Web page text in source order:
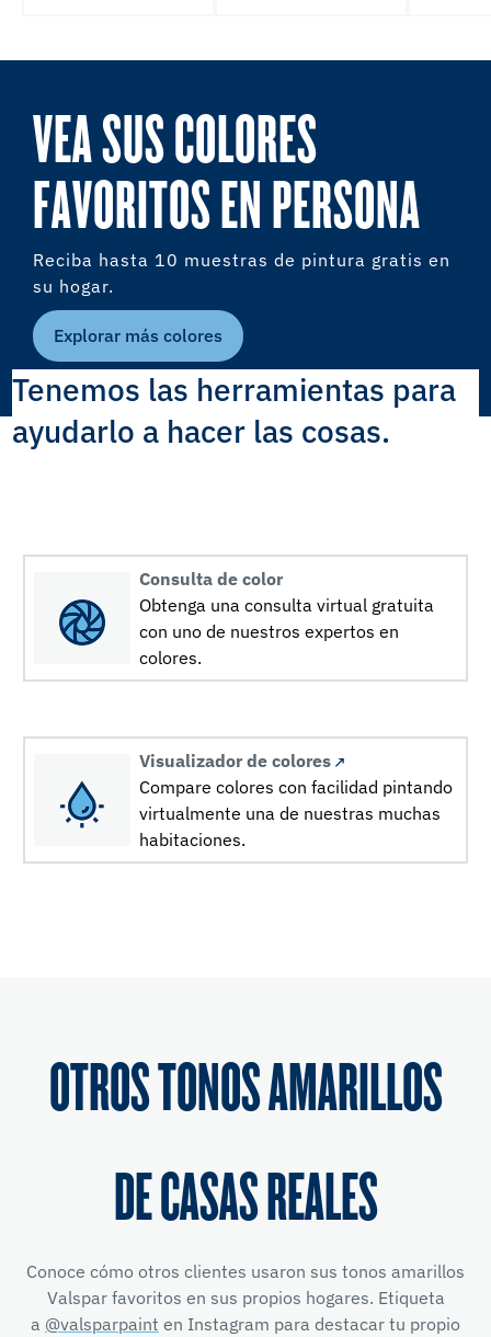
VEA SUS COLORES
FAVORITOS EN PERSONA
Reciba hasta 10 muestras de pintura gratis en
su hogar.
Explorar más colores
Tenemos las herramientas para
ayudarlo a hacer las cosas.
Consulta de color
Obtenga una consulta virtual gratuita
con uno de nuestros expertos en
colores.
Visualizador de colores
Compare colores con facilidad pintando
virtualmente una de nuestras muchas
habitaciones.
OTROS TONOS AMARILLOS
DE CASAS REALES
Conoce cómo otros clientes usaron sus tonos amarillos
Valspar favoritos en sus propios hogares. Etiqueta
a @valsparpaint en Instagram para destacar tu propio